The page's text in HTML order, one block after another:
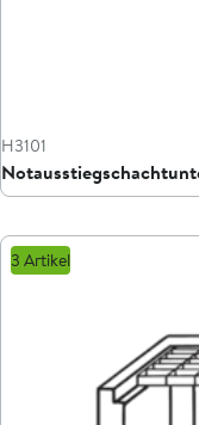
H3101
3 Artikel